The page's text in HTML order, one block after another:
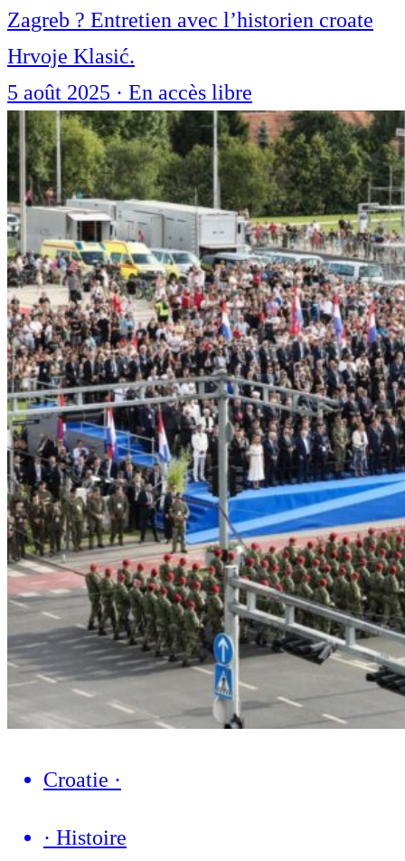
Zagreb ? Entretien avec l’historien croate
Hrvoje Klasić.
5 août 2025 · En accès libre
Croatie ·
· Histoire